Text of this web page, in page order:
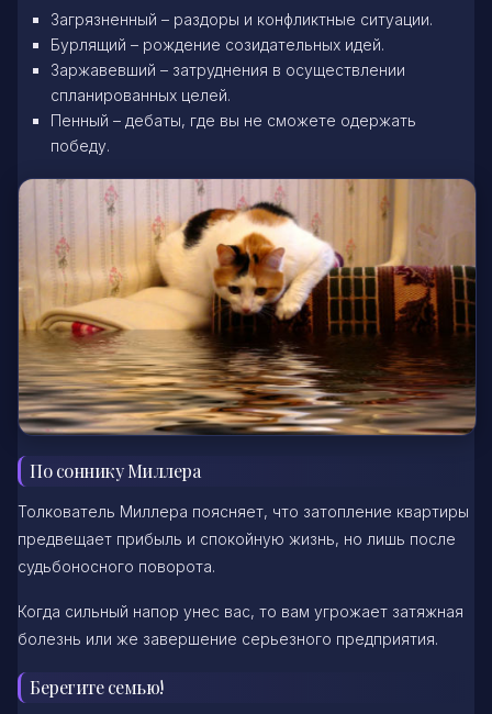
Загрязненный – раздоры и конфликтные ситуации.
Бурлящий – рождение созидательных идей.
Заржавевший – затруднения в осуществлении
спланированных целей.
Пенный – дебаты, где вы не сможете одержать
победу.
По соннику Миллера
Толкователь Миллера поясняет, что затопление квартиры
предвещает прибыль и спокойную жизнь, но лишь после
судьбоносного поворота.
Когда сильный напор унес вас, то вам угрожает затяжная
болезнь или же завершение серьезного предприятия.
Берегите семью!